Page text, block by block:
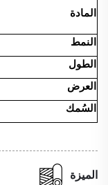
المادة
النمط
الطول
العرض
السُمك
الميزة